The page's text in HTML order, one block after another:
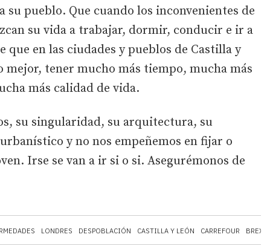
LONDRES DESPOBLACIÓN CASTILLA Y LEÓN CARREFOUR BREXIT
su pueblo. Que cuando los inconvenientes de
su vida a trabajar, dormir, conducir e ir a
que en las ciudades y pueblos de Castilla y
mejor, tener mucho más tiempo, mucha más
más calidad de vida.
su singularidad, su arquitectura, su
y no nos empeñemos en fijar o
Irse se van a ir si o si. Asegurémonos de